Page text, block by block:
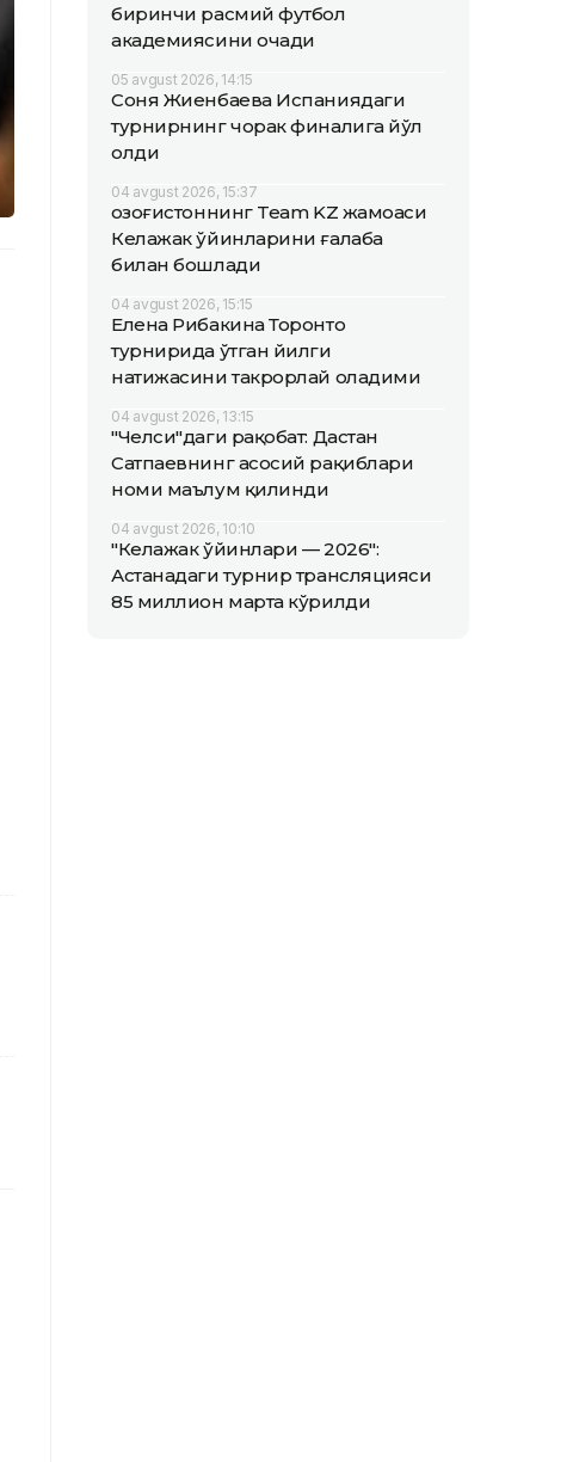
биринчи расмий футбол
академиясини очади
05 avgust 2026, 14:15
Соня Жиенбаева Испаниядаги
турнирнинг чорак финалига йўл
олди
04 avgust 2026, 15:37
Қозоғистоннинг Team KZ жамоаси
Келажак ўйинларини ғалаба
билан бошлади
04 avgust 2026, 15:15
Елена Рибакина Торонто
турнирида ўтган йилги
натижасини такрорлай оладими
04 avgust 2026, 13:15
"Челси"даги рақобат: Дастан
Сатпаевнинг асосий рақиблари
номи маълум қилинди
04 avgust 2026, 10:10
"Келажак ўйинлари — 2026":
Астанадаги турнир трансляцияси
85 миллион марта кўрилди